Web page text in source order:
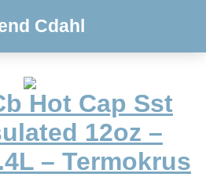
Cdahl
Hot Cap Sst
12oz –
– Termokrus